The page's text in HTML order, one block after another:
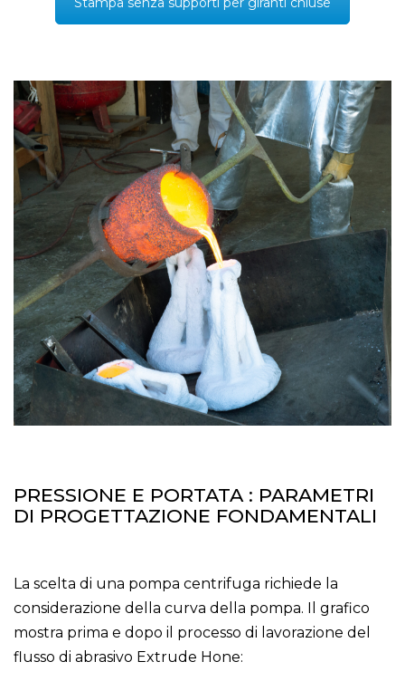
PRESSIONE E PORTATA : PARAMETRI
DI PROGETTAZIONE FONDAMENTALI
La scelta di una pompa centrifuga richiede la
considerazione della curva della pompa. Il grafico
mostra prima e dopo il processo di lavorazione del
flusso di abrasivo Extrude Hone: